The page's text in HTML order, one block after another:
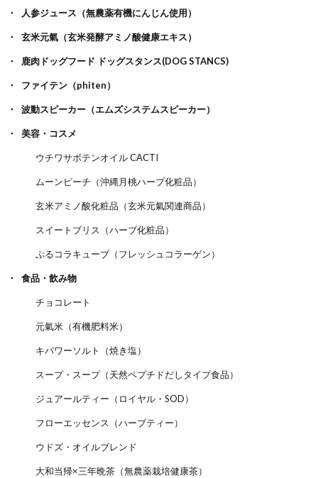
人参ジュース（無農薬有機にんじん使用）
玄米元氣（玄米発酵アミノ酸健康エキス）
鹿肉ドッグフード ドッグスタンス(DOG STANCS)
ファイテン（phiten）
波動スピーカー（エムズシステムスピーカー）
美容・コスメ
ウチワサボテンオイル CACTI
ムーンピーチ（沖縄月桃ハーブ化粧品）
玄米アミノ酸化粧品（玄米元氣関連商品）
スイートブリス（ハーブ化粧品）
ぷるコラキューブ（フレッシュコラーゲン）
食品・飲み物
チョコレート
元氣米（有機肥料米）
キパワーソルト（焼き塩）
スープ・スープ（天然ペプチドだしタイプ食品）
ジュアールティー（ロイヤル・SOD）
フローエッセンス（ハーブティー）
ウドズ・オイルブレンド
大和当帰×三年晩茶（無農薬栽培健康茶）